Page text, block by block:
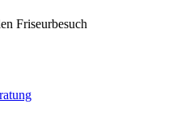
Friseurbesuch